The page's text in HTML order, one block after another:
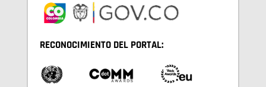
RECONOCIMIENTO DEL PORTAL: